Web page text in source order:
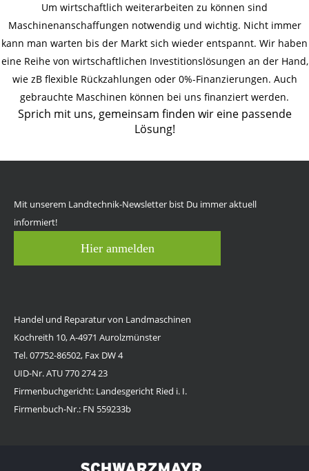
Um wirtschaftlich weiterarbeiten zu können sind
Maschinenanschaffungen notwendig und wichtig. Nicht immer
kann man warten bis der Markt sich wieder entspannt. Wir haben
eine Reihe von wirtschaftlichen Investitionslösungen an der Hand,
wie zB flexible Rückzahlungen oder 0%-Finanzierungen. Auch
gebrauchte Maschinen können bei uns finanziert werden.
Sprich mit uns, gemeinsam finden wir eine passende
Lösung!
Mit unserem Landtechnik-Newsletter bist Du immer aktuell
informiert!
Hier anmelden
Handel und Reparatur von Landmaschinen
Kochreith 10, A-4971 Aurolzmünster
Tel. 07752-86502, Fax DW 4
UID-Nr. ATU 770 274 23
Firmenbuchgericht: Landesgericht Ried i. I.
Firmenbuch-Nr.: FN 559233b